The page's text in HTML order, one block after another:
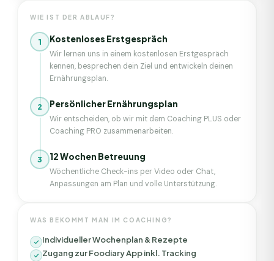
WIE IST DER ABLAUF?
1 Kostenloses Erstgespräch
Wir lernen uns in einem kostenlosen Erstgespräch
kennen, besprechen dein Ziel und entwickeln deinen
Ernährungsplan.
2 Persönlicher Ernährungsplan
Wir entscheiden, ob wir mit dem Coaching PLUS oder
Coaching PRO zusammenarbeiten.
3 12 Wochen Betreuung
Wöchentliche Check-ins per Video oder Chat,
Anpassungen am Plan und volle Unterstützung.
WAS BEKOMMT MAN IM COACHING?
Individueller Wochenplan & Rezepte
Zugang zur Foodiary App inkl. Tracking